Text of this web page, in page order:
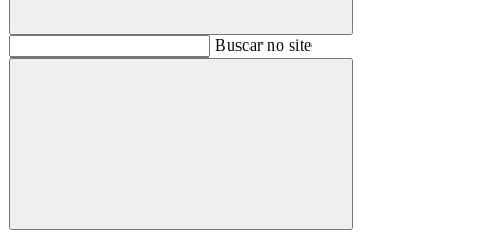
BuscarBuscar no site
Buscar